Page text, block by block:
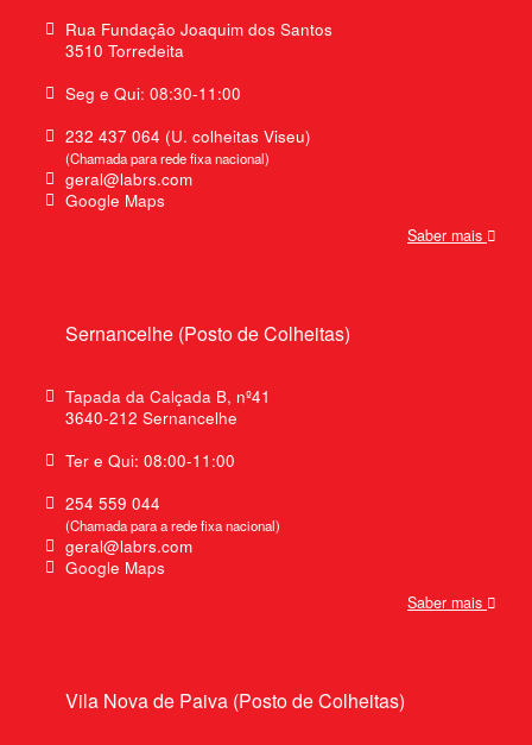
Rua Fundação Joaquim dos Santos
3510 Torredeita
Seg e Qui: 08:30-11:00
232 437 064 (U. colheitas Viseu)
(Chamada para rede fixa nacional)
geral@labrs.com
Google Maps
Saber mais
Sernancelhe (Posto de Colheitas)
Tapada da Calçada B, nº41
3640-212 Sernancelhe
Ter e Qui: 08:00-11:00
254 559 044
(Chamada para a rede fixa nacional)
geral@labrs.com
Google Maps
Saber mais
Vila Nova de Paiva (Posto de Colheitas)